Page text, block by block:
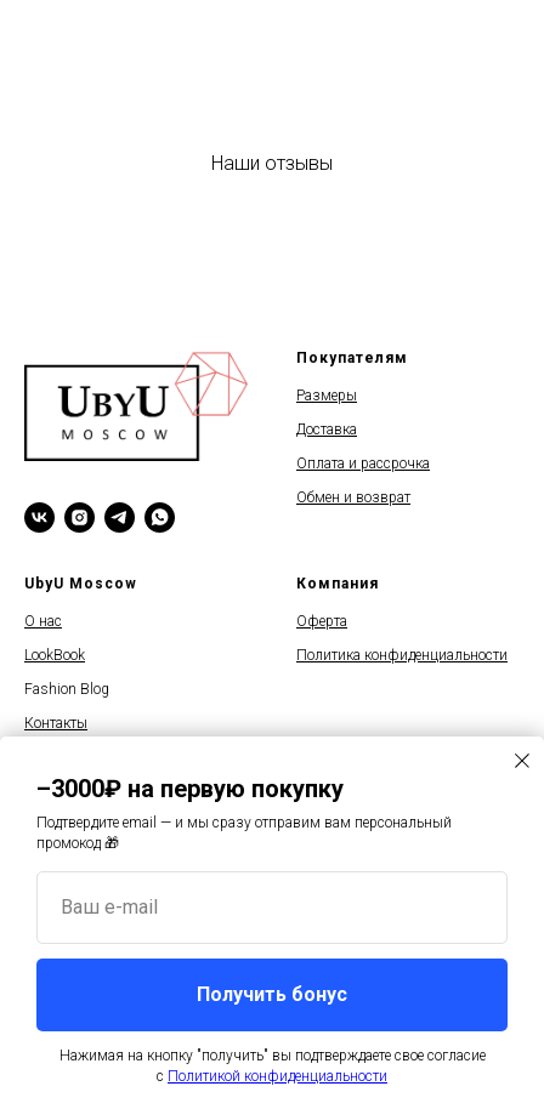
Купить
Наши отзывы
Покупателям
Размеры
Доставка
Оплата и рассрочка
Обмен и возврат
UbyU Moscow
О нас
LookBook
Fashion Blog
Контакты
Компания
Оферта
Политика конфиденциальности
© 2025 UbyU Moscow
Москва, Волоколамское ш, д1
Режим работы с 12:00 до 20:00
–3000₽ на первую покупку
Подтвердите email — и мы сразу отправим вам персональный
промокод 🎁
Ваш e-mail
Получить бонус
Нажимая на кнопку "получить" вы подтверждаете свое согласие
с Политикой конфиденциальности